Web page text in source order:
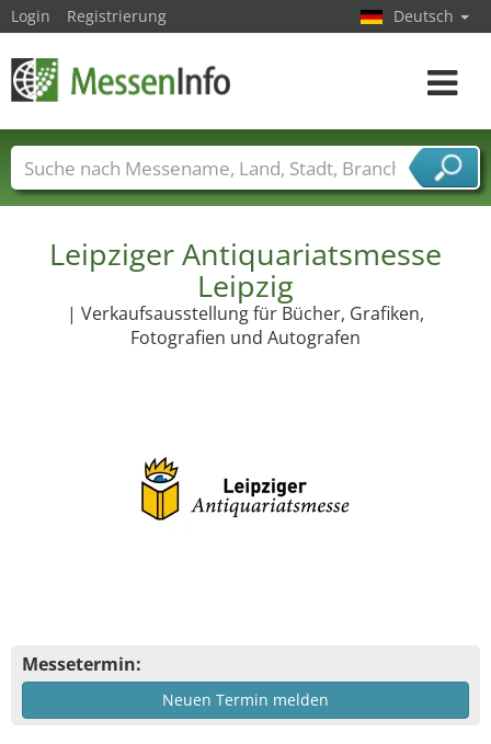
Leipziger Antiquariatsmesse
Leipzig
| Verkaufsausstellung für Bücher, Grafiken,
Fotografien und Autografen
Messetermin:
Neuen Termin melden
Login Registrierung Deutsch
Toggle
Messenamen Länder Städte
Branchen